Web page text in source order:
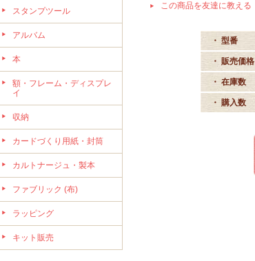
スタンプツール
アルバム
本
額・フレーム・ディスプレ
イ
収納
カードづくり用紙・封筒
カルトナージュ・製本
ファブリック (布)
ラッピング
キット販売
この商品を友達に教える
・ 型番
・ 販売価格
・ 在庫数
・ 購入数